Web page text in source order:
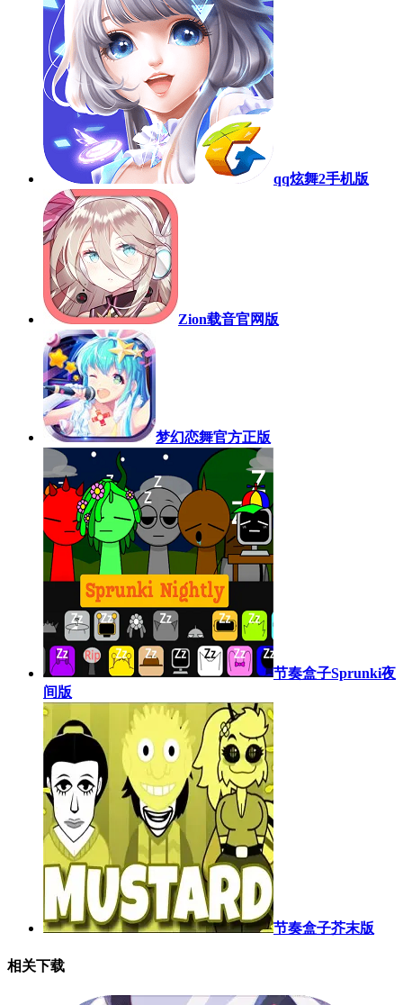
qq炫舞2手机版
Zion载音官网版
梦幻恋舞官方正版
节奏盒子Sprunki夜
间版
节奏盒子芥末版
相关下载